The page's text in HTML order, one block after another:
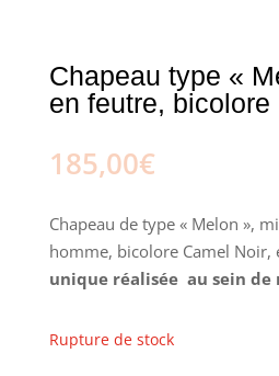
Chapeau type «
en feutre, bicolore
185,00€
Chapeau de type « Melon »,
homme, bicolore Camel Noir,
unique réalisée au sein de
Rupture de stock